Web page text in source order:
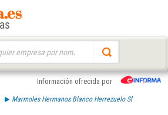
Información ofrecida por
Marmoles Hermanos Blanco Herrezuelo Sl